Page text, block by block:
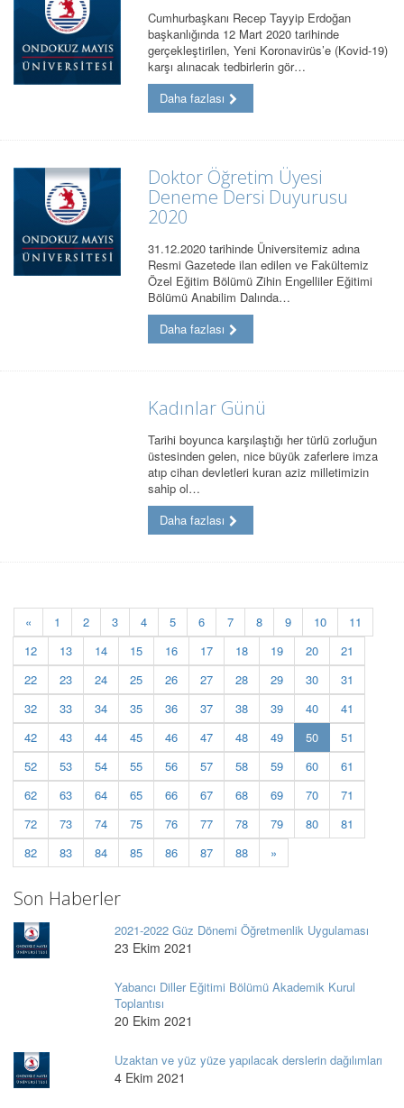
Cumhurbaşkanı Recep Tayyip Erdoğan
başkanlığında 12 Mart 2020 tarihinde
gerçekleştirilen, Yeni Koronavirüs’e (Kovid-19)
karşı alınacak tedbirlerin gör…
Daha fazlası
Doktor Öğretim Üyesi
Deneme Dersi Duyurusu
2020
31.12.2020 tarihinde Üniversitemiz adına
Resmi Gazetede ilan edilen ve Fakültemiz
Özel Eğitim Bölümü Zihin Engelliler Eğitimi
Bölümü Anabilim Dalında…
Daha fazlası
Kadınlar Günü
Tarihi boyunca karşılaştığı her türlü zorluğun
üstesinden gelen, nice büyük zaferlere imza
atıp cihan devletleri kuran aziz milletimizin
sahip ol…
Daha fazlası
« 1 2 3 4 5 6 7 8 9 10
11
12
13 14 15 16 17 18 19 20
21
22
23 24 25 26 27 28 29 30
31
32
33 34 35 36 37 38 39 40
41
42
43 44 45 46 47 48 49 50(current)
51
52
53 54 55 56 57 58 59 60
61
62
63 64 65 66 67 68 69 70
71
72
73 74 75 76 77 78 79 80
81
82
83 84 85 86 87 88 »
Son Haberler
2021-2022 Güz Dönemi Öğretmenlik Uygulaması
23 Ekim 2021
Yabancı Diller Eğitimi Bölümü Akademik Kurul
Toplantısı
20 Ekim 2021
Uzaktan ve yüz yüze yapılacak derslerin dağılımları
4 Ekim 2021